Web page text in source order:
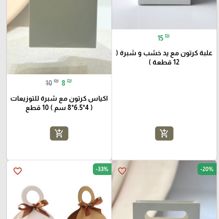
15 ₪
علبة كرتون مع يد خشب و شبرة (
12 قطعة )
add_shopping_cart
10 ₪ 8 ₪
اكياس كرتون مع شبرة للتوزيعات
( 4*6.5*8 سم ) 10 قطع
add_shopping_cart
favorite_border -20%
favorite_border -33%